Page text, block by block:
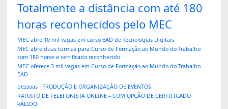
Totalmente a distância com até 180
horas reconhecidos pelo MEC
MEC abre 10 mil vagas em curso EAD de Tecnologias Digitais
MEC abre duas turmas para Curso de Formação ao Mundo do Trabalho
com 180 horas e certificado reconhecido
MEC oferece 3 mil vagas em Curso de Formação ao Mundo do Trabalho
EAD
pessoas
PRODUÇÃO E ORGANIZAÇÃO DE EVENTOS
RATUITO DE TELEFONISTA ONLINE – COM OPÇÃO DE CERTIFICADO
VÁLIDO!